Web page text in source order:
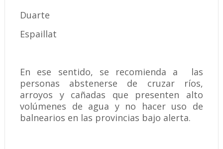
Duarte
Espaillat
En ese sentido, se recomienda a las
personas abstenerse de cruzar ríos,
arroyos y cañadas que presenten alto
volúmenes de agua y no hacer uso de
balnearios en las provincias bajo alerta.